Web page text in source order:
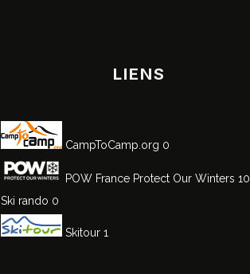
LIENS
CampToCamp.org 0
POW France Protect Our Winters 10
Ski rando 0
Skitour 1